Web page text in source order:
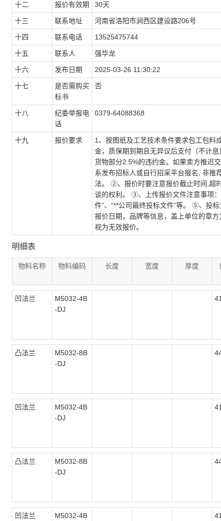
十二 报价有效期 30天
十三 联系地址 河南省洛阳市涧西区建设路206号
十四 联系电话 13525475744
十五 联系人 强华龙
十六 发布日期 2025-03-26 11:30:22
十七
是否需购买
标书
否
十八
纪委举报电
话
0379-64088368
十九 报价要求
1、按图纸及工艺技术条件要求包工包料
金，质保期到期且无异议后支付（不计
货物部分2.5%的违约金。如果卖方推迟
系发布招标人或自行招采平台报名, 非
法。 ②、报价时要注意报价截止时间,超
谈的权利。 ③、上传报价文件注意事项
件”、“**公司最终投标文件”等。 ⑤、投
报价日期，品牌等信息，盖上单位的章
视为无效报价。
明细表
物料名称 物料编码 长度 宽度 厚度
凹法兰
M5032-4B
-DJ
凸法兰
M5032-8B
-DJ
凹法兰
M5032-4B
-DJ
凸法兰
M5032-8B
-DJ
凹法兰
M5032-4B